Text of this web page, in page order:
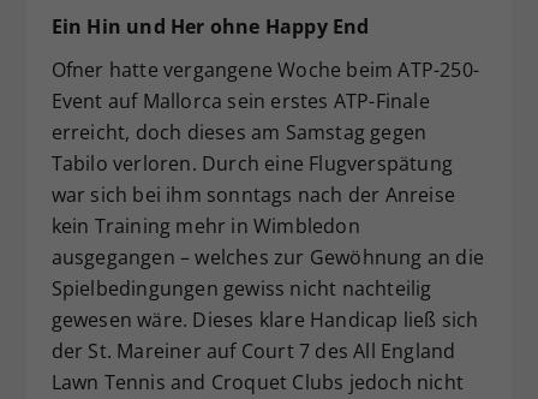
Ein Hin und Her ohne Happy End
Ofner hatte vergangene Woche beim ATP-250-
Event auf Mallorca sein erstes ATP-Finale
erreicht, doch dieses am Samstag gegen
Tabilo verloren. Durch eine Flugverspätung
war sich bei ihm sonntags nach der Anreise
kein Training mehr in Wimbledon
ausgegangen – welches zur Gewöhnung an die
Spielbedingungen gewiss nicht nachteilig
gewesen wäre. Dieses klare Handicap ließ sich
der St. Mareiner auf Court 7 des All England
Lawn Tennis and Croquet Clubs jedoch nicht